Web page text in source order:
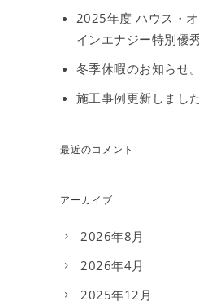
2025年度 ハウス・
インエナジー特別優
冬季休暇のお知らせ。
施工事例更新しました
最近のコメント
アーカイブ
2026年8月
2026年4月
2025年12月